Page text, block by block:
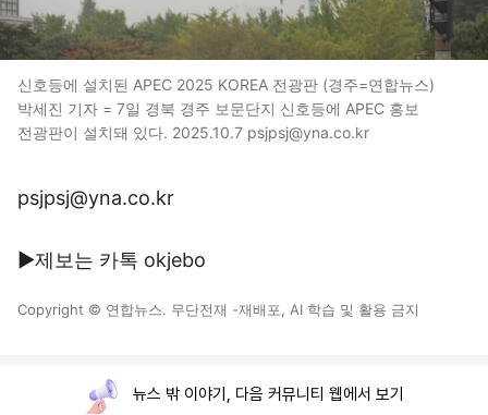
신호등에 설치된 APEC 2025 KOREA 전광판 (경주=연합뉴스)
박세진 기자 = 7일 경북 경주 보문단지 신호등에 APEC 홍보
전광판이 설치돼 있다. 2025.10.7 psjpsj@yna.co.kr
psjpsj@yna.co.kr
▶제보는 카톡 okjebo
Copyright © 연합뉴스. 무단전재 -재배포, AI 학습 및 활용 금지
뉴스 밖 이야기, 다음 커뮤니티 웹에서 보기